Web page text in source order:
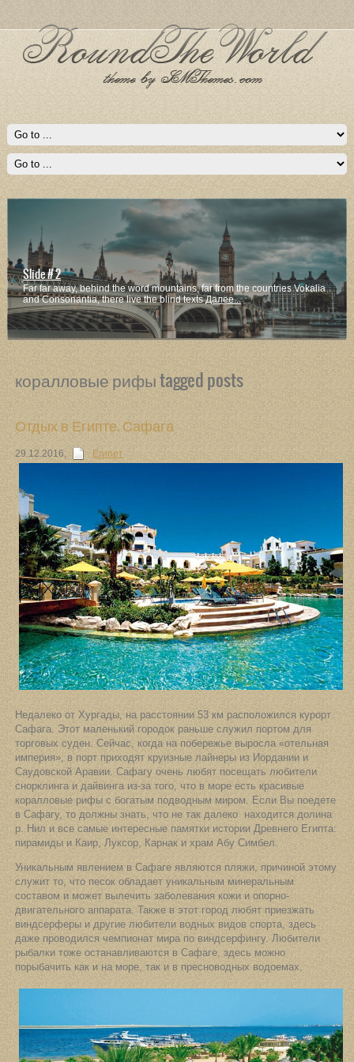
Slide # 2
Far far away, behind the word mountains, far from the countries Vokalia
and Consonantia, there live the blind textsДалее...
коралловые рифы tagged posts
Отдых в Египте. Сафага
29.12.2016, Египет
Недалеко от Хургады, на расстоянии 53 км расположился курорт
Сафага. Этот маленький городок раньше служил портом для
торговых суден. Сейчас, когда на побережье выросла «отельная
империя», в порт приходят круизные лайнеры из Иордании и
Саудовской Аравии. Сафагу очень любят посещать любители
снорклинга и дайвинга из-за того, что в море есть красивые
коралловые рифы с богатым подводным миром. Если Вы поедете
в Сафагу, то должны знать, что не так далеко находится долина
р. Нил и все самые интересные памятки истории Древнего Египта:
пирамиды и Каир, Луксор, Карнак и храм Абу Симбел.
Уникальным явлением в Сафаге являются пляжи, причиной этому
служит то, что песок обладает уникальным минеральным
составом и может вылечить заболевания кожи и опорно-
двигательного аппарата. Также в этот город любят приезжать
виндсерферы и другие любители водных видов спорта, здесь
даже проводился чемпионат мира по виндсерфингу. Любители
рыбалки тоже останавливаются в Сафаге, здесь можно
порыбачить как и на море, так и в пресноводных водоемах.